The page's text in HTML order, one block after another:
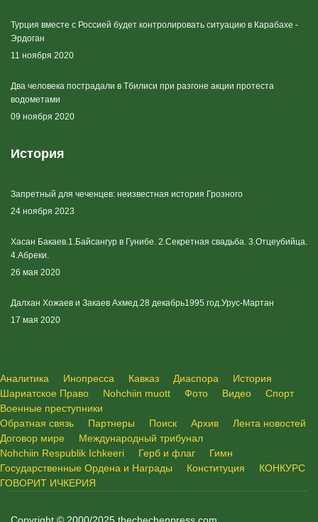
Турция вместе с Россией будет контролировать ситуацию в Карабахе -
Эрдоган
11 ноября 2020
Два человека пострадали в Тбилиси при разгоне акции протеста
водометами
09 ноября 2020
История
Запретный для чеченцев: неизвестная история Грозного
24 ноября 2023
Хасан Бакаев.1.Байсангур в Гунибе. 2.Секретная свадьба. 3.Отцеубийца.
4.Абреки.
26 мая 2020
Далхан Хожаев и Закаев Ахмед.28 декабрь1995 год.Урус-Мартан
17 мая 2020
Аналитика Инопресса Кавказ Диаспора
История
Шариатское Право
Nohchiin muott Фото Видео
Спорт
Военные преступники
Обратная связь
Партнеры Поиск Архив
Лента новостей
Договор мире
Международный трибунал
Nohchiin Respublik Ichkeeri
Герб и флаг
Гимн
Государственные Ордена и Награды
Конституция
КОНКУРС
ГОВОРИТ ИЧКЕРИЯ